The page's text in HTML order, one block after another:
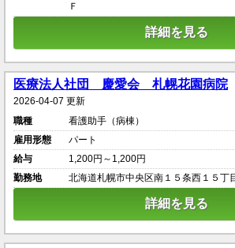
Ｆ
詳細を見る
医療法人社団 慶愛会 札幌花園病院
2026-04-07 更新
職種
看護助手（病棟）
雇用形態
パート
給与
1,200円～1,200円
勤務地
北海道札幌市中央区南１５条西１５丁
詳細を見る